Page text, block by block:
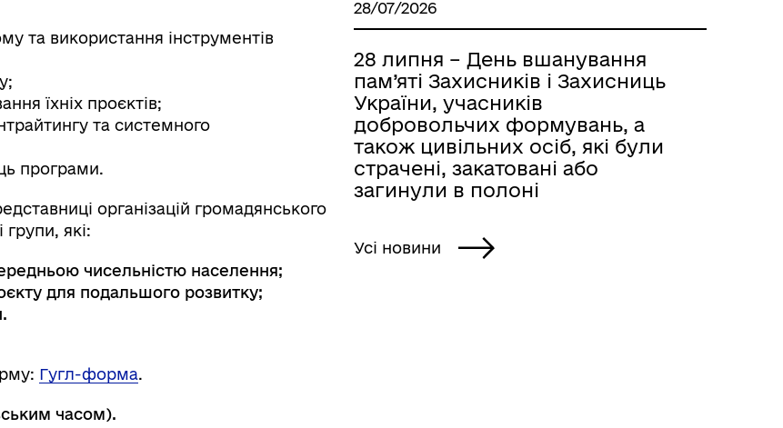
та використання інструментів
їхніх проєктів;
та системного
програми.
організацій громадянського
групи, які:
чисельністю населення;
для подальшого розвитку;
Гугл-форма.
часом).
28/07/2026
28 липня – День вшанування
пам’яті Захисників і Захисниць
України, учасників
добровольчих формувань, а
також цивільних осіб, які були
страчені, закатовані або
загинули в полоні
Усі новини